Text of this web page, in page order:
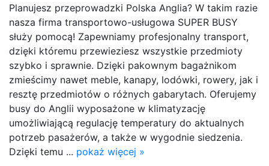
Planujesz przeprowadzki Polska Anglia? W takim razie
nasza firma transportowo-usługowa SUPER BUSY
służy pomocą! Zapewniamy profesjonalny transport,
dzięki któremu przewieziesz wszystkie przedmioty
szybko i sprawnie. Dzięki pakownym bagażnikom
zmieścimy nawet meble, kanapy, lodówki, rowery, jak i
resztę przedmiotów o różnych gabarytach. Oferujemy
busy do Anglii wyposażone w klimatyzację
umożliwiającą regulację temperatury do aktualnych
potrzeb pasażerów, a także w wygodnie siedzenia.
Dzięki temu ... pokaż więcej »